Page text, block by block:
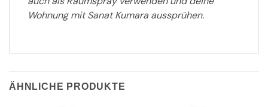
Wohnung mit Sanat Kumara aussprühen.
ÄHNLICHE PRODUKTE